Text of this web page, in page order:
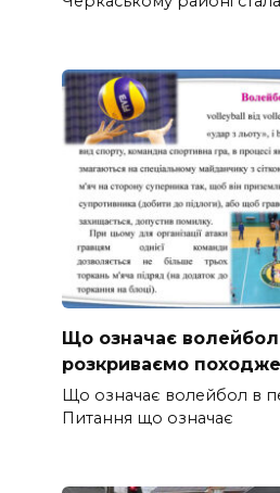
Що означає волейбол
розкриваємо
Що означає волейбол в
Питання що означає